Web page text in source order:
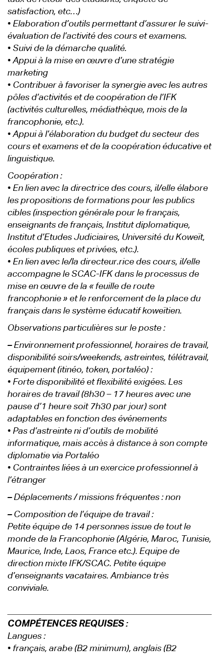
satisfaction, etc…)
• Elaboration d’outils permettant d’assurer le suivi-
évaluation de l’activité des cours et examens.
• Suivi de la démarche qualité.
• Appui à la mise en œuvre d’une stratégie
marketing
• Contribuer à favoriser la synergie avec les autres
pôles d’activités et de coopération de l’IFK
(activités culturelles, médiathèque, mois de la
francophonie, etc.).
• Appui à l’élaboration du budget du secteur des
cours et examens et de la coopération éducative et
linguistique.
Coopération :
• En lien avec la directrice des cours, il/elle élabore
les propositions de formations pour les publics
cibles (inspection générale pour le français,
enseignants de français, Institut diplomatique,
Institut d’Etudes Judiciaires, Université du Koweït,
écoles publiques et privées, etc.).
• En lien avec le/la directeur.rice des cours, il/elle
accompagne le SCAC-IFK dans le processus de
mise en œuvre de la « feuille de route
francophonie » et le renforcement de la place du
français dans le système éducatif koweïtien.
Observations particulières sur le poste :
–Environnement professionnel, horaires de travail,
disponibilité soirs/weekends, astreintes, télétravail,
équipement (itinéo, token, portaléo) :
• Forte disponibilité et flexibilité exigées. Les
horaires de travail (8h30 – 17 heures avec une
pause d’1 heure soit 7h30 par jour) sont
adaptables en fonction des événements
• Pas d’astreinte ni d’outils de mobilité
informatique, mais accès à distance à son compte
diplomatie via Portaléo
• Contraintes liées à un exercice professionnel à
l’étranger
–Déplacements / missions fréquentes : non
–Composition de l’équipe de travail :
Petite équipe de 14 personnes issue de tout le
monde de la Francophonie (Algérie, Maroc, Tunisie,
Maurice, Inde, Laos, France etc.). Equipe de
direction mixte IFK/SCAC. Petite équipe
d’enseignants vacataires. Ambiance très
conviviale.
COMPÉTENCES REQUISES :
Langues :
• français, arabe (B2 minimum), anglais (B2